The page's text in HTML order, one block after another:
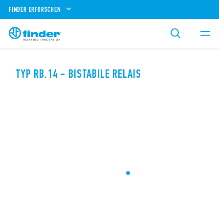
FINDER ERFORSCHEN
TYP RB.14 - BISTABILE RELAIS